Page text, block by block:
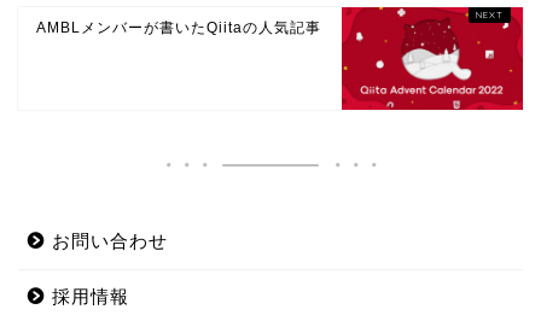
AMBLメンバーが書いたQiitaの人気記事
お問い合わせ
採用情報